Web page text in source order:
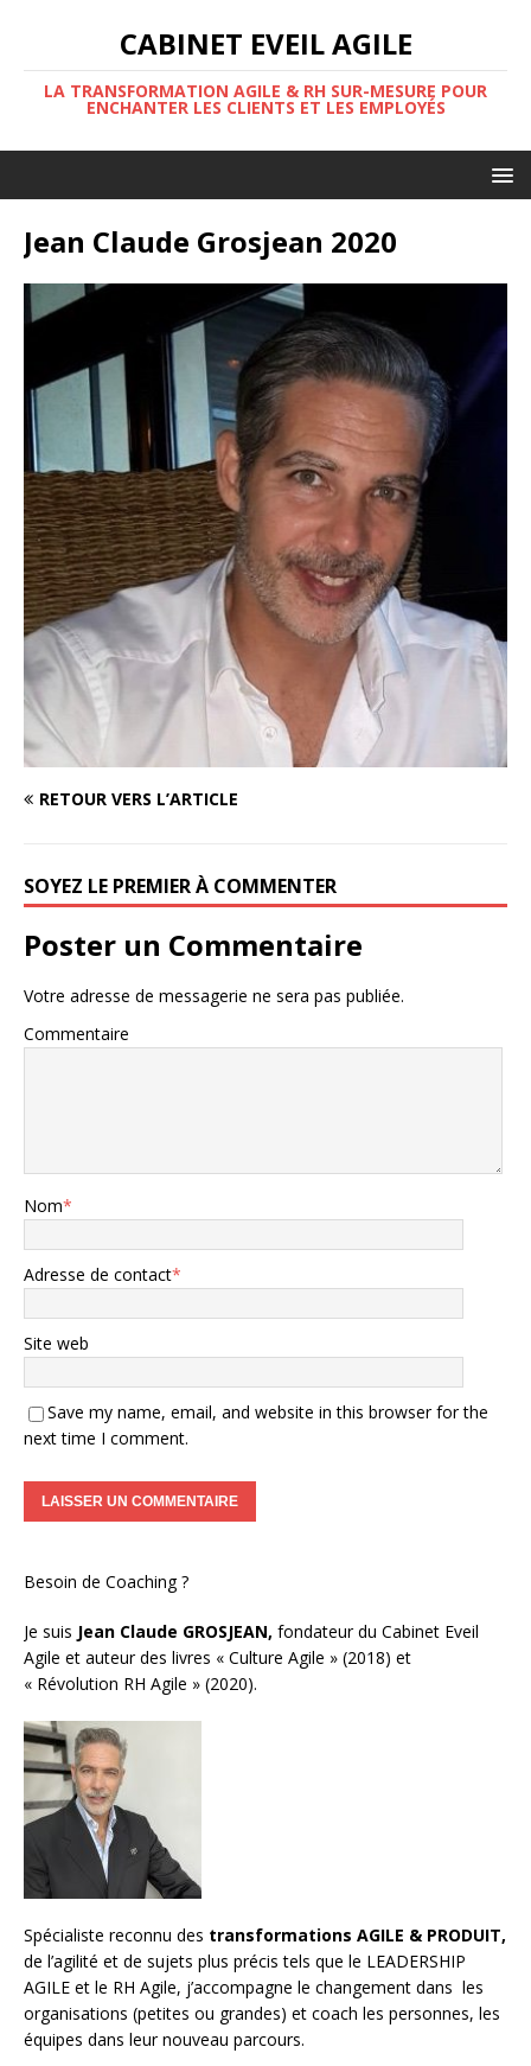
CABINET EVEIL AGILE
LA TRANSFORMATION AGILE & RH SUR-MESURE POUR
ENCHANTER LES CLIENTS ET LES EMPLOYÉS
Jean Claude Grosjean 2020
RETOUR VERS L’ARTICLE
SOYEZ LE PREMIER À COMMENTER
Poster un Commentaire
Votre adresse de messagerie ne sera pas publiée.
Commentaire
Nom*
Adresse de contact*
Site web
Save my name, email, and website in this browser for the
next time I comment.
Besoin de Coaching ?
Je suis Jean Claude GROSJEAN, fondateur du Cabinet Eveil
Agile et auteur des livres « Culture Agile » (2018) et
« Révolution RH Agile » (2020).
Spécialiste reconnu des transformations AGILE & PRODUIT,
de l’agilité et de sujets plus précis tels que le LEADERSHIP
AGILE et le RH Agile, j’accompagne le changement dans les
organisations (petites ou grandes) et coach les personnes, les
équipes dans leur nouveau parcours.